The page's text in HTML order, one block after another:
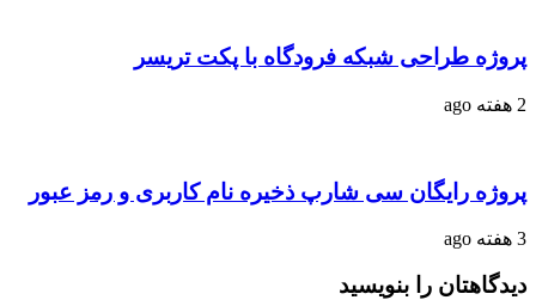
پروژه طراحی شبکه فرودگاه با پکت تریسر
2 هفته ago
پروژه رایگان سی شارپ ذخیره نام کاربری و رمز عبور
3 هفته ago
دیدگاهتان را بنویسید